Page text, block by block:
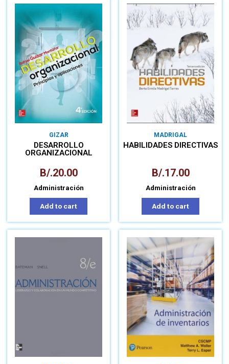
GIZAR
DESARROLLO
ORGANIZACIONAL
B/.20.00
Administración
Add to cart
MADRIGAL
HABILIDADES DIRECTIVAS
B/.17.00
Administración
Add to cart